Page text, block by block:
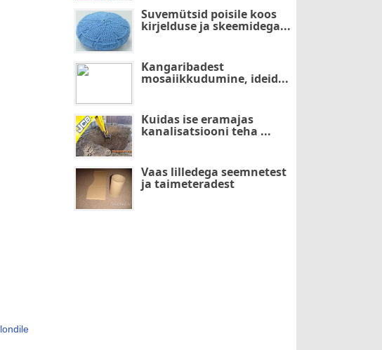
Suvemütsid poisile koos
kirjelduse ja skeemidega...
Kangaribadest
mosaiikkudumine, ideid...
Kuidas ise eramajas
kanalisatsiooni teha ...
Vaas lilledega seemnetest
ja taimeteradest